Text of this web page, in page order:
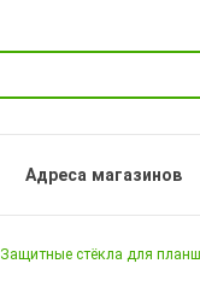
Адреса магазинов
Защитные стёкла для